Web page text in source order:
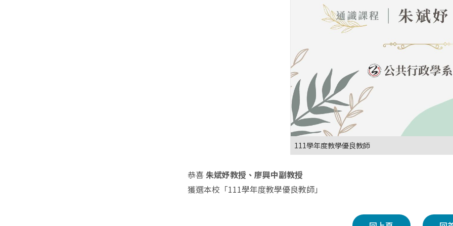
111學年度教學優良教師
恭喜朱斌妤教授、廖興中副教授
獲選本校「111學年度教學優良教師」